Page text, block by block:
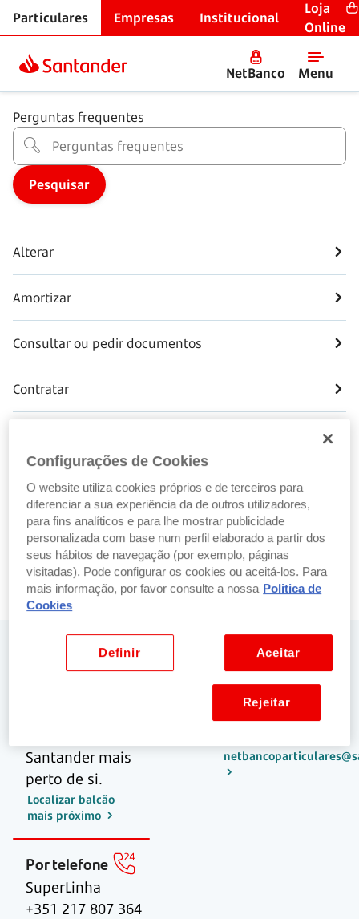
Particulares Empresas Institucional
Loja
Online
NetBanco Menu
Centro de Ajuda
Crédito Habitação
Perguntas frequentes
Alterar
Amortizar
Consultar ou pedir documentos
Contratar
Pedir vistoria
Simular
Transferir
Precisa de ajuda? Fale connosco
Santander mais
perto de si.
Localizar balcão
mais próximo
Por email
Envie-nos um
Por telefone
SuperLinha
+351 217 807 364
Configurações de Cookies
O website utiliza cookies próprios e de terceiros para
diferenciar a sua experiência da de outros utilizadores,
para fins analíticos e para lhe mostrar publicidade
personalizada com base num perfil elaborado a partir dos
seus hábitos de navegação (por exemplo, páginas
visitadas). Pode configurar os cookies ou aceitá-los. Para
mais informação, por favor consulte a nossa Politica de
Cookies
Aceitar
Definir
Rejeitar